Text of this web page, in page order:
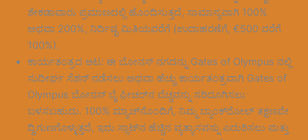
ಶೇಕಡಾವಾರು ಪ್ರಮಾಣದಲ್ಲಿ ಹೊಂದಿಸುತ್ತದೆ, ಸಾಮಾನ್ಯವಾಗಿ 100%
ಅಥವಾ 200%, ನಿರ್ದಿಷ್ಟ ಮಿತಿಯವರೆಗೆ (ಉದಾಹರಣೆಗೆ, €500 ವರೆಗೆ
100%).
ಕಾರ್ಯತಂತ್ರದ ಆಟ: ಈ ಬೋನಸ್ ನಗದನ್ನು Gates of Olympus ನಲ್ಲಿ
ಸುದೀರ್ಘ ಸೆಶನ್ ನಡೆಸಲು ಅಥವಾ ಹೆಚ್ಚು ಕಾರ್ಯತಂತ್ರವಾಗಿ Gates of
Olympus ಬೋನಸ್ ಬೈ ಫೀಚರ್‌ನ ವೆಚ್ಚವನ್ನು ಸರಿದೂಗಿಸಲು
ಬಳಸಬಹುದು. 100% ಮ್ಯಾಚ್‌ನೊಂದಿಗೆ, ನಿಮ್ಮ ಬ್ಯಾಂಕ್‌ರೋಲ್ ತಕ್ಷಣವೇ
ದ್ವಿಗುಣಗೊಳ್ಳುತ್ತದೆ, ಇದು ಸ್ಲಾಟ್‌ನ ಹೆಚ್ಚಿನ ವ್ಯತ್ಯಾಸವನ್ನು ಎದುರಿಸಲು ಮತ್ತು